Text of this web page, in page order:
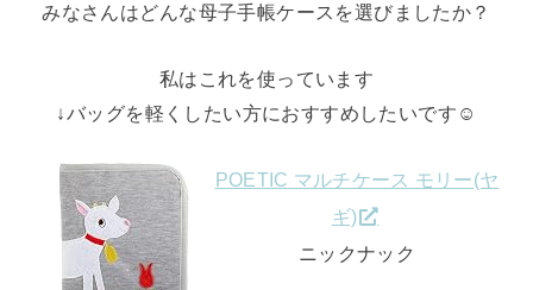
みなさんはどんな母子手帳ケースを選びましたか？
私はこれを使っています
↓バッグを軽くしたい方におすすめしたいです☺
POETIC マルチケース モリー(ヤ
ギ)
ニックナック